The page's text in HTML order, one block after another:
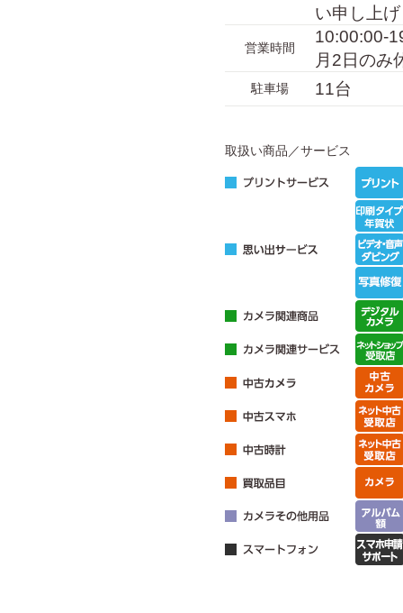
い申し上
営業時間
10:00:00-
月2日のみ
駐車場 11台
取扱い商品／サービス